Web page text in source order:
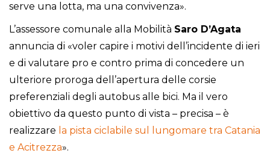
serve una lotta, ma una convivenza».
L’assessore comunale alla Mobilità Saro D’Agata
annuncia di «voler capire i motivi dell’incidente di ieri
e di valutare pro e contro prima di concedere un
ulteriore proroga dell’apertura delle corsie
preferenziali degli autobus alle bici. Ma il vero
obiettivo da questo punto di vista – precisa – è
realizzare la pista ciclabile sul lungomare tra Catania
e Acitrezza».